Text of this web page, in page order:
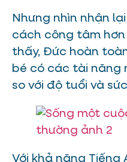
Nhưng nhìn nhận
cách công tâm
thấy, Đức hoàn
bé có các tài năng
so với độ tuổi và
Với khả năng Tiếng